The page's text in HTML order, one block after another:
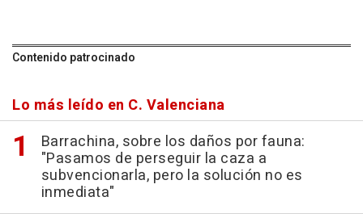
Contenido patrocinado
Lo más leído en C. Valenciana
Barrachina, sobre los daños por fauna:
"Pasamos de perseguir la caza a
subvencionarla, pero la solución no es
inmediata"